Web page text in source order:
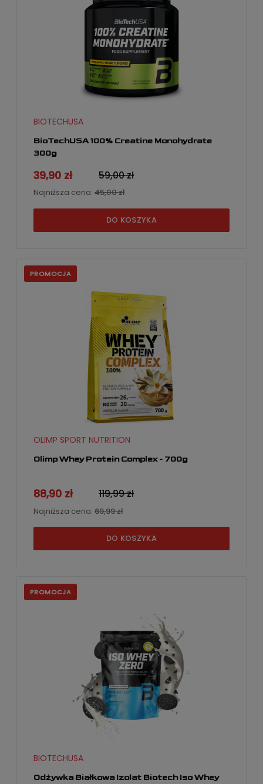
BioTechUSA 100% Creatine Monohydrate
300g
BIOTECHUSA
39,90 zł 59,00 zł
Najniższa cena: 45,00 zł
DO KOSZYKA
Olimp Whey Protein Complex - 700g
OLIMP SPORT NUTRITION
88,90 zł 119,99 zł
Najniższa cena: 69,99 zł
DO KOSZYKA
PROMOCJA
Odżywka Białkowa Izolat Biotech Iso Whey
BIOTECHUSA
PROMOCJA